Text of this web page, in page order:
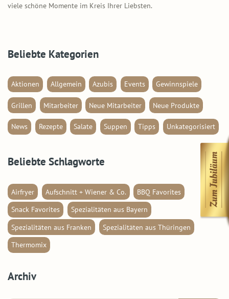
viele schöne Momente im Kreis Ihrer Liebsten.
Beliebte Kategorien
Aktionen Allgemein Azubis Events Gewinnspiele
Grillen Mitarbeiter Neue Mitarbeiter Neue Produkte
News Rezepte Salate Suppen Tipps Unkategorisiert
Beliebte Schlagworte
Airfryer Aufschnitt + Wiener & Co.
BBQ Favorites
Snack Favorites
Spezialitäten aus Bayern
Spezialitäten aus Franken
Spezialitäten aus Thüringen
Thermomix
Archiv